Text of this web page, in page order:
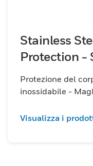
Stainless
Protection -
Protezione del
inossidabile -
Visualizza i